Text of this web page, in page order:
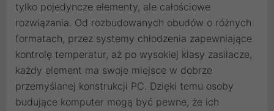
tylko pojedyncze elementy, ale całościowe
rozwiązania. Od rozbudowanych obudów o różnych
formatach, przez systemy chłodzenia zapewniające
kontrolę temperatur, aż po wysokiej klasy zasilacze,
każdy element ma swoje miejsce w dobrze
przemyślanej konstrukcji PC. Dzięki temu osoby
budujące komputer mogą być pewne, że ich